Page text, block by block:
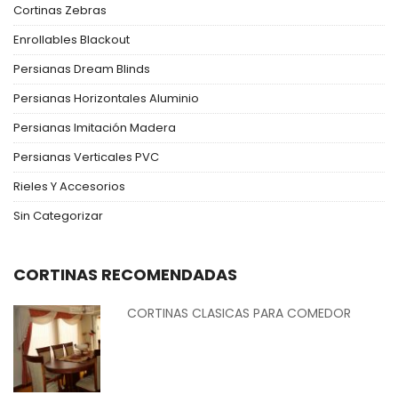
Cortinas Zebras
Enrollables Blackout
Persianas Dream Blinds
Persianas Horizontales Aluminio
Persianas Imitación Madera
Persianas Verticales PVC
Rieles Y Accesorios
Sin Categorizar
CORTINAS RECOMENDADAS
CORTINAS CLASICAS PARA COMEDOR